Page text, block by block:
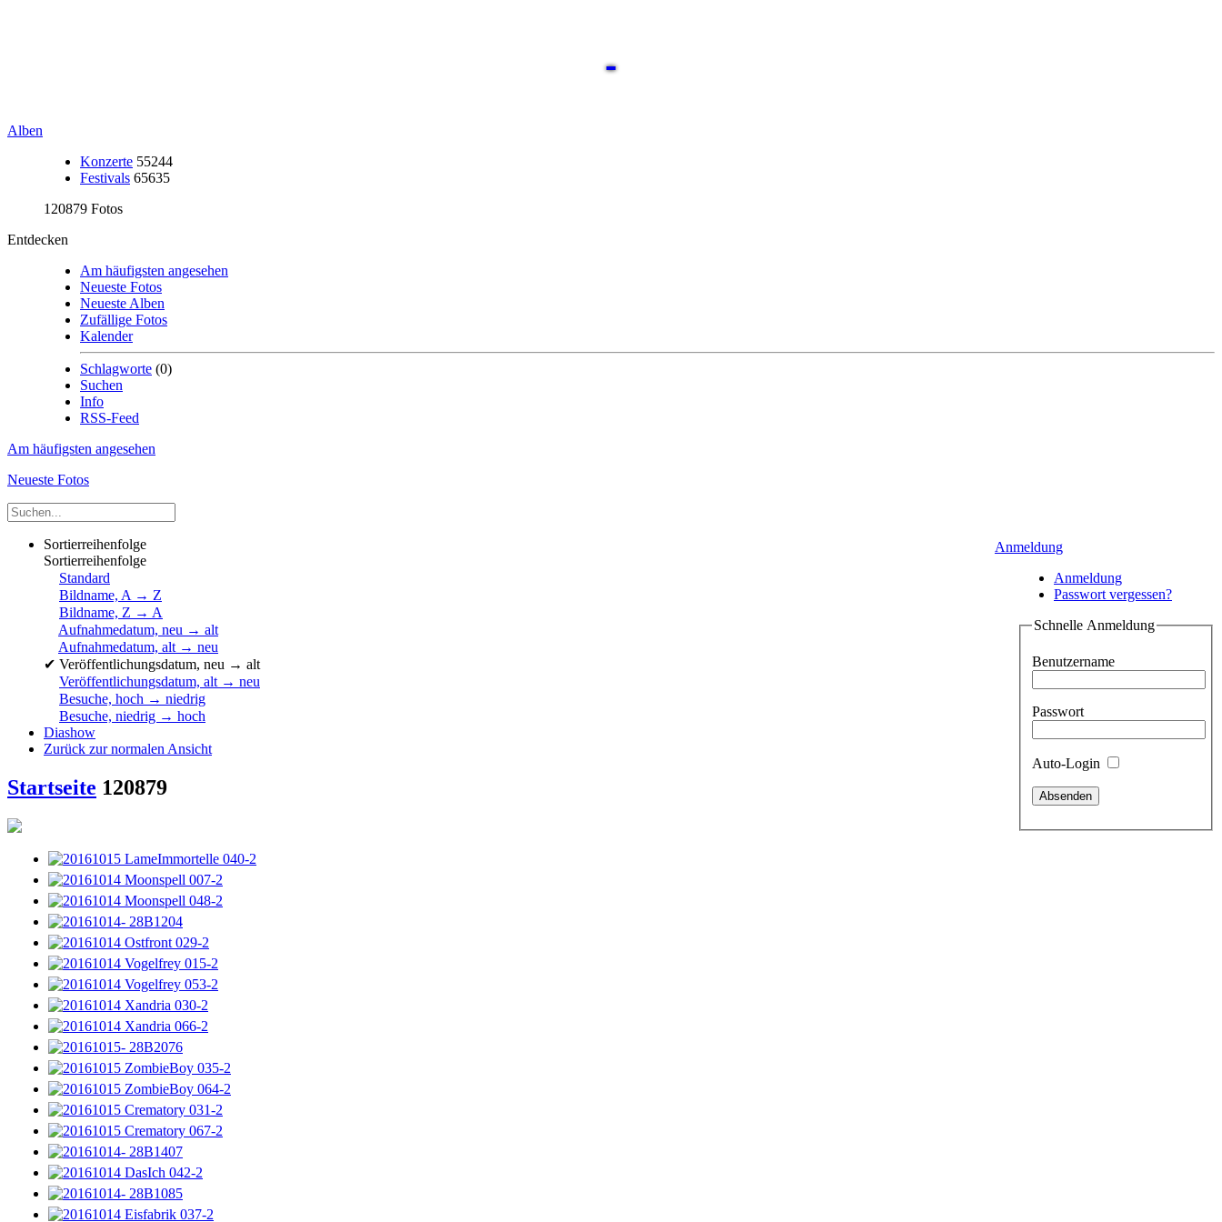
Alben
Konzerte 55244
Festivals 65635
120879 Fotos
Entdecken
Am häufigsten angesehen
Neueste Fotos
Neueste Alben
Zufällige Fotos
Kalender
Schlagworte (0)
Suchen
Info
RSS-Feed
Am häufigsten angesehen
Neueste Fotos
Anmeldung
Anmeldung
Passwort vergessen?
Schnelle Anmeldung
Benutzername
Passwort
Auto-Login
Sortierreihenfolge
Sortierreihenfolge
Standard
Bildname, A → Z
Bildname, Z → A
Aufnahmedatum, neu → alt
Aufnahmedatum, alt → neu
✔ Veröffentlichungsdatum, neu → alt
Veröffentlichungsdatum, alt → neu
Besuche, hoch → niedrig
Besuche, niedrig → hoch
Diashow
Zurück zur normalen Ansicht
Startseite 120879